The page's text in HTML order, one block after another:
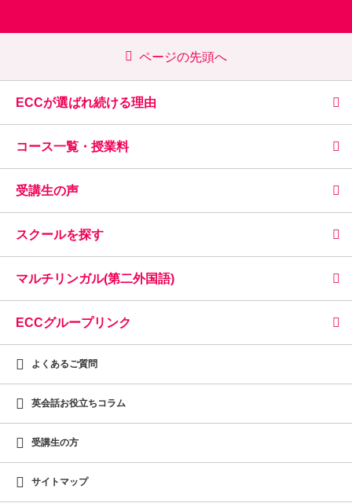
ページの先頭へ
ECCが選ばれ続ける理由
コース一覧・授業料
受講生の声
スクールを探す
マルチリンガル(第二外国語)
ECCグループリンク
よくあるご質問
英会話お役立ちコラム
受講生の方
サイトマップ